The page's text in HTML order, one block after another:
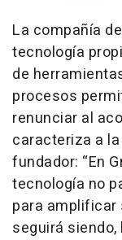
La compañía
tecnología
de
procesos
renunciar al
caracteriza a
fundador: “En
tecnología no
para amplificar
seguirá siendo,